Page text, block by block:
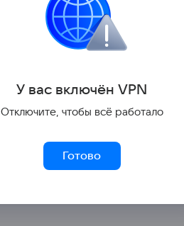
У вас включён VPN
Отключите, чтобы всё работало
Готово